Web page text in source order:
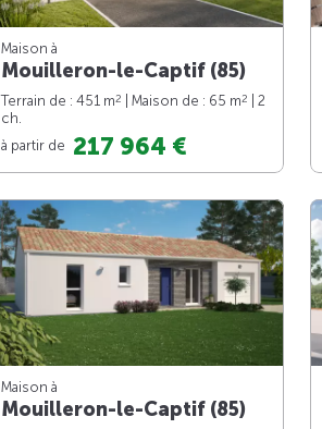
Maison à
Mouilleron-le-Captif (85)
Terrain de : 451 m2 | Maison de : 65 m2
| 2
ch.
à partir de 217 964 €
Maison à
Mouilleron-le-Captif (85)